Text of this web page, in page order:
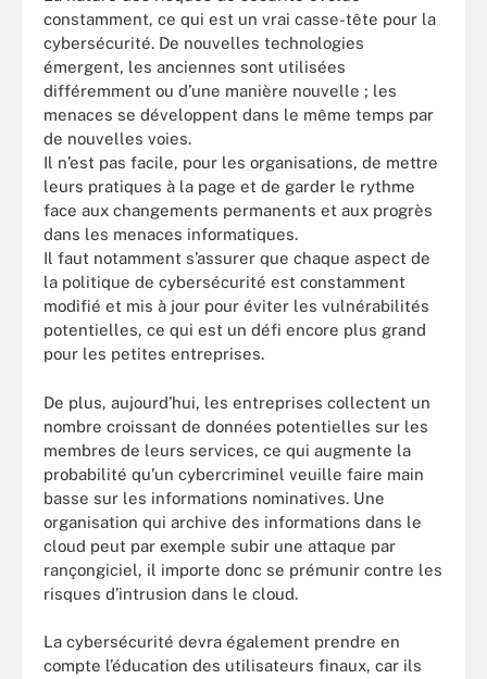
constamment, ce qui est un vrai casse-tête pour la
cybersécurité. De nouvelles technologies
émergent, les anciennes sont utilisées
différemment ou d’une manière nouvelle ; les
menaces se développent dans le même temps par
de nouvelles voies.
Il n’est pas facile, pour les organisations, de mettre
leurs pratiques à la page et de garder le rythme
face aux changements permanents et aux progrès
dans les menaces informatiques.
Il faut notamment s’assurer que chaque aspect de
la politique de cybersécurité est constamment
modifié et mis à jour pour éviter les vulnérabilités
potentielles, ce qui est un défi encore plus grand
pour les petites entreprises.
De plus, aujourd’hui, les entreprises collectent un
nombre croissant de données potentielles sur les
membres de leurs services, ce qui augmente la
probabilité qu’un cybercriminel veuille faire main
basse sur les informations nominatives. Une
organisation qui archive des informations dans le
cloud peut par exemple subir une attaque par
rançongiciel, il importe donc se prémunir contre les
risques d’intrusion dans le cloud.
La cybersécurité devra également prendre en
compte l’éducation des utilisateurs finaux, car ils